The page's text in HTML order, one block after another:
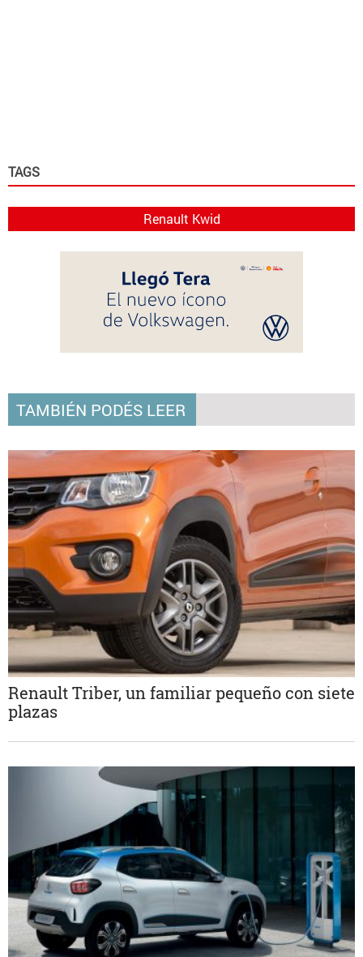
TAGS
Renault Kwid
TAMBIÉN PODÉS LEER
Renault Triber, un familiar pequeño con siete
plazas